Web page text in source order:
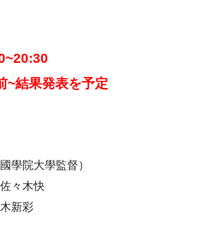
結果発表を予定
學院大學監督）
々木快
新彩